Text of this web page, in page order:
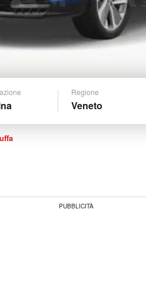
Regione
Veneto
PUBBLICITÀ